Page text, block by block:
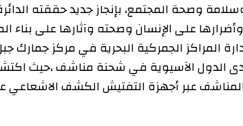
المجتمع، بإنجاز جديد حققته الدائرة في
على الإنسان وصحته وآثارها على بناء المجتمع
الجمركية البحرية في مركز جمارك جبل علي
من إحدى الدول الآسيوية في شحنة مناشف ،حيث اكتشف
عبر أجهزة التفتيش الكشف الاشعاعي عند